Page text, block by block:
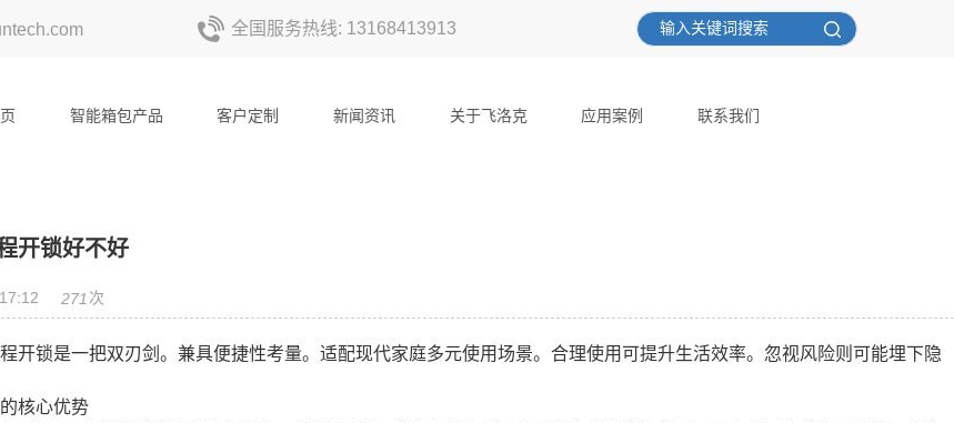
全国服务热线: 13168413913
智能箱包产品 客户定制 新闻资讯 关于飞洛克 应用案例 联系我们
开锁好不好
271 次
开锁是一把双刃剑。兼具便捷性考量。适配现代家庭多元使用场景。合理使用可提升生活效率。忽视风险则可能埋下隐
核心优势